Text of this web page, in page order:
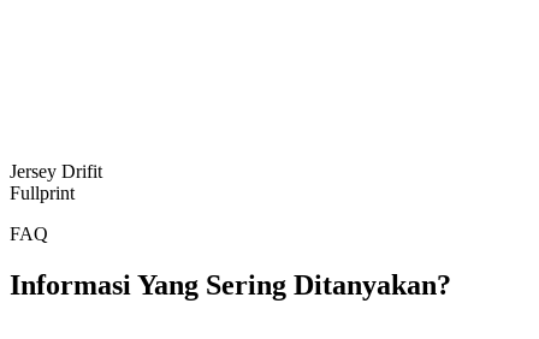
Jersey Drifit
Fullprint
FAQ
Informasi Yang Sering Ditanyakan?